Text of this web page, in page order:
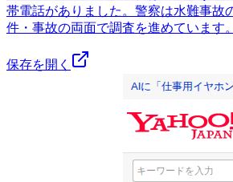
帯電話がありました。警察は水難事故
件・事故の両面で調査を進めています。
保存を開く